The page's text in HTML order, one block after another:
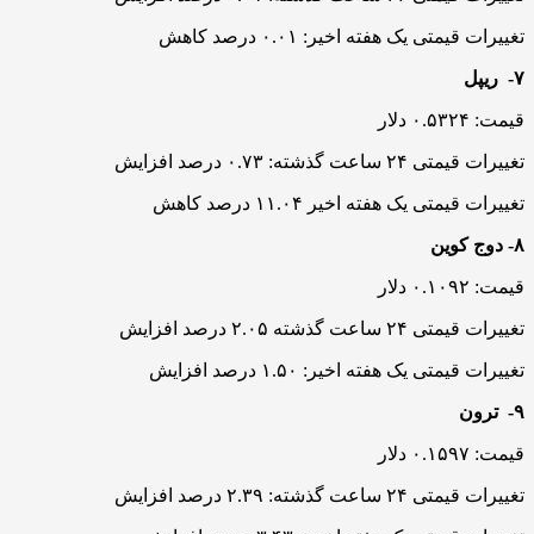
تغییرات قیمتی یک هفته اخیر: ۰.۰۱ درصد کاهش
۷- ریپل
قیمت: ۰.۵۳۲۴ دلار
تغییرات قیمتی ۲۴ ساعت گذشته: ۰.۷۳ درصد افزایش
تغییرات قیمتی یک هفته اخیر ۱۱.۰۴ درصد کاهش
۸- دوج کوین
قیمت: ۰.۱۰۹۲ دلار
تغییرات قیمتی ۲۴ ساعت گذشته ۲.۰۵ درصد افزایش
تغییرات قیمتی یک هفته اخیر: ۱.۵۰ درصد افزایش
۹- ترون
قیمت: ۰.۱۵۹۷ دلار
تغییرات قیمتی ۲۴ ساعت گذشته: ۲.۳۹ درصد افزایش